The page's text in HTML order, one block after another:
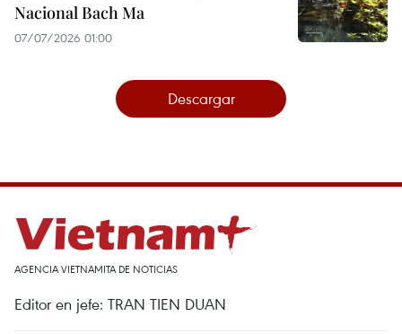
Nacional Bach Ma
07/07/2026 01:00
Descargar
AGENCIA VIETNAMITA DE NOTICIAS
Editor en jefe: TRAN TIEN DUAN